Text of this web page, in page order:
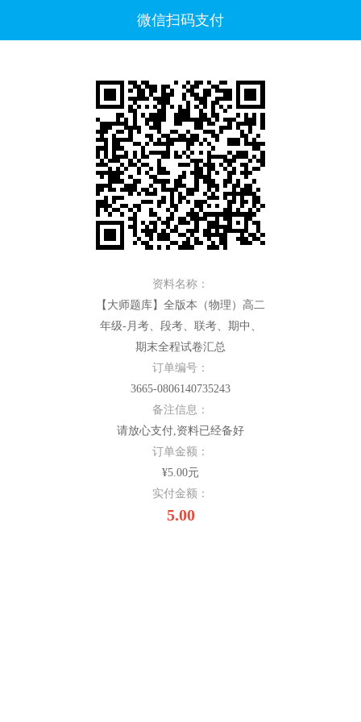
微信扫码支付
资料名称：
【大师题库】全版本（物理）高二
年级-月考、段考、联考、期中、
期末全程试卷汇总
订单编号：
3665-0806140735243
备注信息：
请放心支付,资料已经备好
订单金额：
¥5.00元
实付金额：
5.00